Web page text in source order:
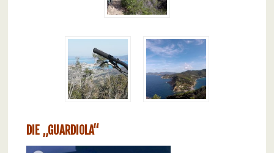
DIE „GUARDIOLA“